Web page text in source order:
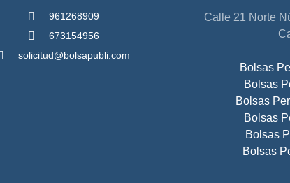
961268909
673154956
solicitud@bolsapubli.com
Calle 21 Norte
Bolsas
Bolsas
Bolsas
Bolsas
Bolsas
Bolsas